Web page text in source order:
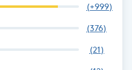
(+999)
(376)
(21)